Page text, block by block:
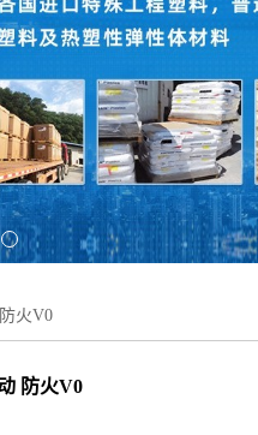
火V0
防火V0